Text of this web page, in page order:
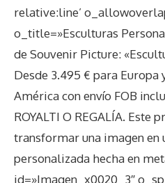
relative:line’
o_title=»Esculturas
de Souvenir Picture:
Desde 3.495 € para Europa
América con envío FOB
ROYALTI O REGALÍA. Este
transformar una imagen en
personalizada hecha en
id=»Imagen_x0020_3″